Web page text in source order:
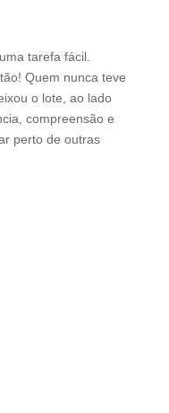
tarefa fácil.
Quem nunca teve
o lote, ao lado
compreensão e
perto de outras